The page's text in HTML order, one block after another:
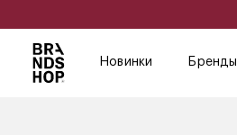
Новинки Бренды